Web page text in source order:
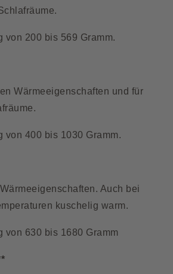
von 200 bis 569 Gramm.
Wärmeeigenschaften und für
von 400 bis 1030 Gramm.
Auch bei
kuschelig warm.
von 630 bis 1680 Gramm